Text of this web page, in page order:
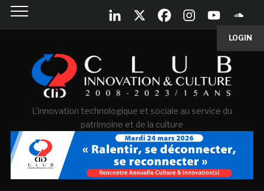
LOGIN
L'innovation technologique et sociale au service du
patrimoine et de la culture